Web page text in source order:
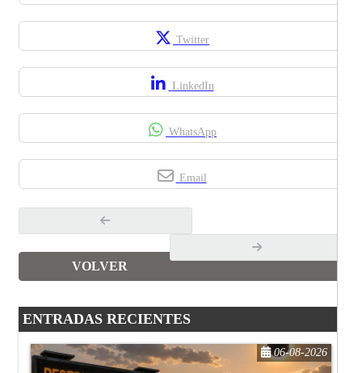
Twitter
LinkedIn
WhatsApp
Email
VOLVER
ENTRADAS RECIENTES
06-08-2026